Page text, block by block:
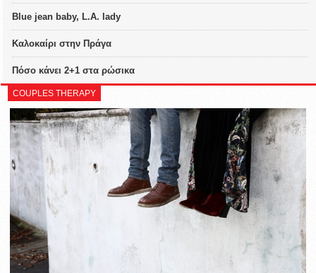
Blue jean baby, L.A. lady
Καλοκαίρι στην Πράγα
Πόσο κάνει 2+1 στα ρώσικα
COUPLES THERAPY